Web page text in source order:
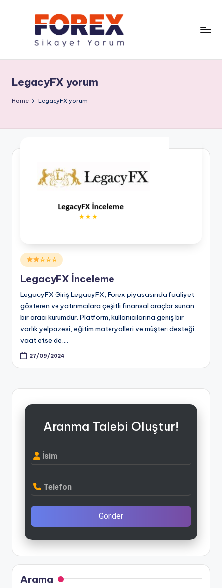
LegacyFX yorum
Home LegacyFX yorum
Posted
in
☆☆☆
LegacyFX İnceleme
LegacyFX Giriş LegacyFX, Forex piyasasında faaliyet
gösteren ve yatırımcılara çeşitli finansal araçlar sunan
bir aracı kurumdur. Platform, kullanıcılarına geniş bir
varlık yelpazesi, eğitim materyalleri ve müşteri desteği
vaat etse de,…
27/09/2024
Aranma Talebi Oluştur!
İsim
Telefon
Gönder
Arama